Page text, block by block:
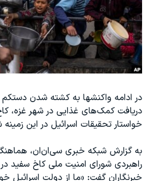
فرهنگ و زندگی
حقوق شهروندی
اقتصادی
علم و فناوری
گالری عکس
آرشیو پخش زنده
مستندها
انتخابات ریاست جمهوری آمریکا ۲۰۲۴
حمله جمهوری اسلامی به اسرائیل
رمز مهسا
اعتراضات زن، زندگی، آزادی
مجموعه مستندهای دادخواهی
دادگاه حمید نوری
چهل سال گروگان‌گیری
دنبال کنید
زبانهای مختلف
در ادامه واکنشها به کشته شدن دستکم
دریافت کمک‌های غذایی در شهر غزه،
خواستار تحقیقات اسرائیل در این
به گزارش شبکه خبری سی‌ان‌ان،
راهبردی شورای امنیت ملی کاخ سفید
خبرنگاران گفت: «ما از دولت اسرائیل